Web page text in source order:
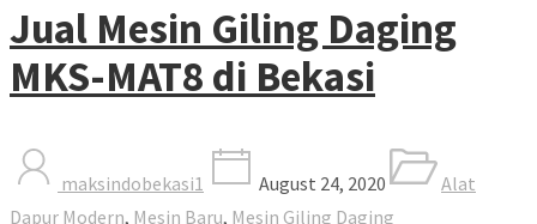
Jual Mesin Giling Daging
MKS-MAT8 di Bekasi
maksindobekasi1 August 24, 2020
Alat
Dapur Modern, Mesin Baru, Mesin Giling Daging